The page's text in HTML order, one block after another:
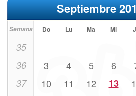
Septiembre
Semana Do Lu Ma Mi
35
36 3 4 5 6
37 10 11 12 13